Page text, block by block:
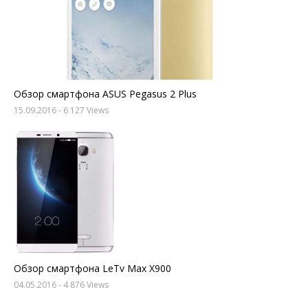
Обзор смартфона ASUS Pegasus 2 Plus
15.09.2016- 6 127 Views
Обзор смартфона LeTv Max X900
04.05.2016- 4 876 Views